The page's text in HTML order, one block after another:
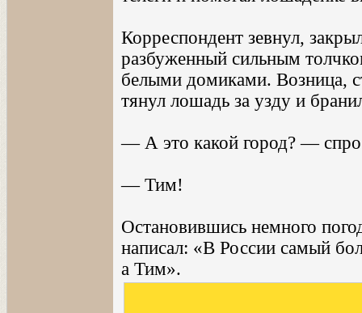
Корреспондент зевнул,
разбуженный сильным
белыми домиками. Возница,
тянул лошадь за узду и
— А это какой город? —
— Тим!
Остановившись немного
написал: «В России самый
а Тим».